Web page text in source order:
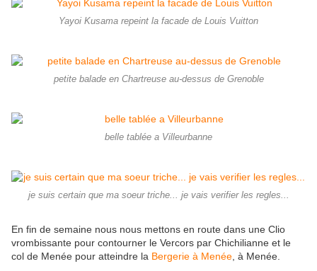
Yayoi Kusama repeint la facade de Louis Vuitton
petite balade en Chartreuse au-dessus de Grenoble
belle tablée a Villeurbanne
je suis certain que ma soeur triche... je vais verifier les regles...
En fin de semaine nous nous mettons en route dans une Clio
vrombissante pour contourner le Vercors par Chichilianne et le
col de Menée pour atteindre la Bergerie à Menée , à Menée.